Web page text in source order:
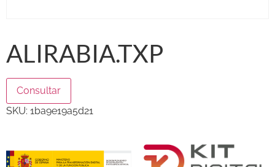
ALIRABIA.TXP
Consultar
SKU: 1ba9e19a5d21